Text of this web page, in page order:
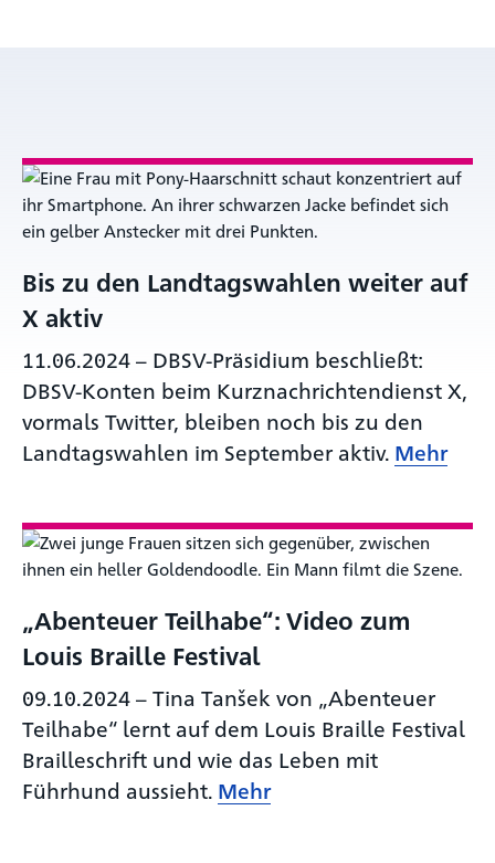
Bis zu den Landtagswahlen weiter auf
X aktiv
11.06.2024 – DBSV-Präsidium beschließt:
DBSV-Konten beim Kurznachrichtendienst X,
vormals Twitter, bleiben noch bis zu den
Landtagswahlen im September aktiv. Mehr
„Abenteuer Teilhabe“: Video zum
Louis Braille Festival
09.10.2024 – Tina Tanšek von „Abenteuer
Teilhabe“ lernt auf dem Louis Braille Festival
Brailleschrift und wie das Leben mit
Führhund aussieht. Mehr